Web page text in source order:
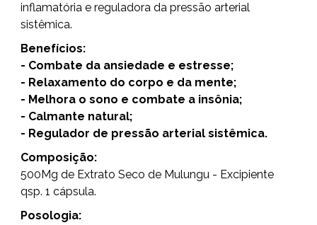
inflamatória e reguladora da pressão arterial
sistêmica.
Benefícios:
- Combate da ansiedade e estresse;
- Relaxamento do corpo e da mente;
- Melhora o sono e combate a insônia;
- Calmante natural;
- Regulador de pressão arterial sistêmica.
Composição:
500Mg de Extrato Seco de Mulungu - Excipiente
qsp. 1 cápsula.
Posologia: